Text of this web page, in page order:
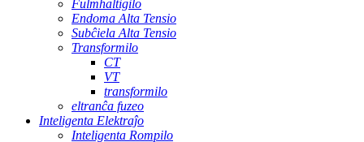
Fulmhaltigilo
Endoma Alta Tensio
Subĉiela Alta Tensio
Transformilo
CT
VT
transformilo
eltranĉa fuzeo
Inteligenta Elektraĵo
Inteligenta Rompilo